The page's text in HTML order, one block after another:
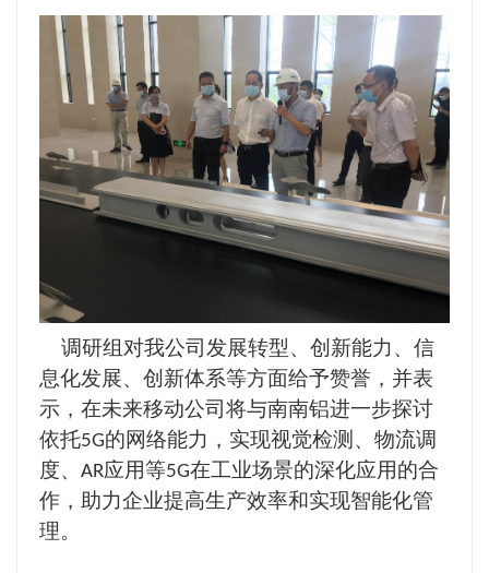
调研组对我公司发展转型、创新能力、信
息化发展、创新体系等方面给予赞誉，并表
示，在未来移动公司将与南南铝进一步探讨
依托5G的网络能力，实现视觉检测、物流调
度、 AR应用等5G在工业场景的深化应用的合
作，助力企业提高生产效率和实现智能化管
理。